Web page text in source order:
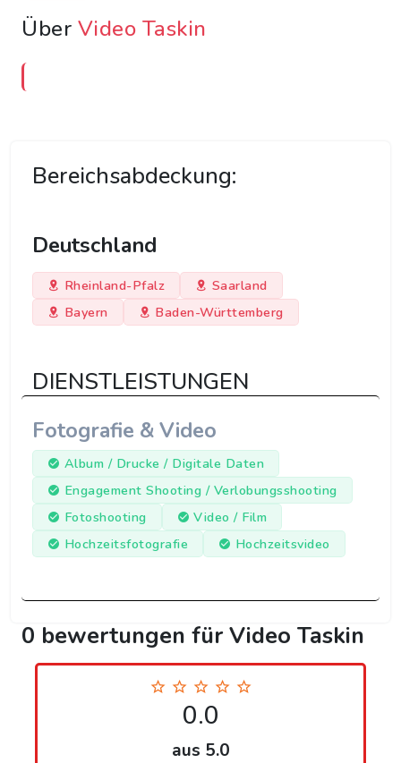
Über Video Taskin
Bereichsabdeckung:
Deutschland
Rheinland-Pfalz
Saarland
Bayern
Baden-Württemberg
DIENSTLEISTUNGEN
Fotografie & Video
Album / Drucke / Digitale Daten
Engagement Shooting / Verlobungsshooting
Fotoshooting
Video / Film
Hochzeitsfotografie
Hochzeitsvideo
0 bewertungen für Video Taskin
0.0
aus 5.0